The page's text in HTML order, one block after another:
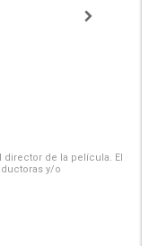
de la película. El
y/o